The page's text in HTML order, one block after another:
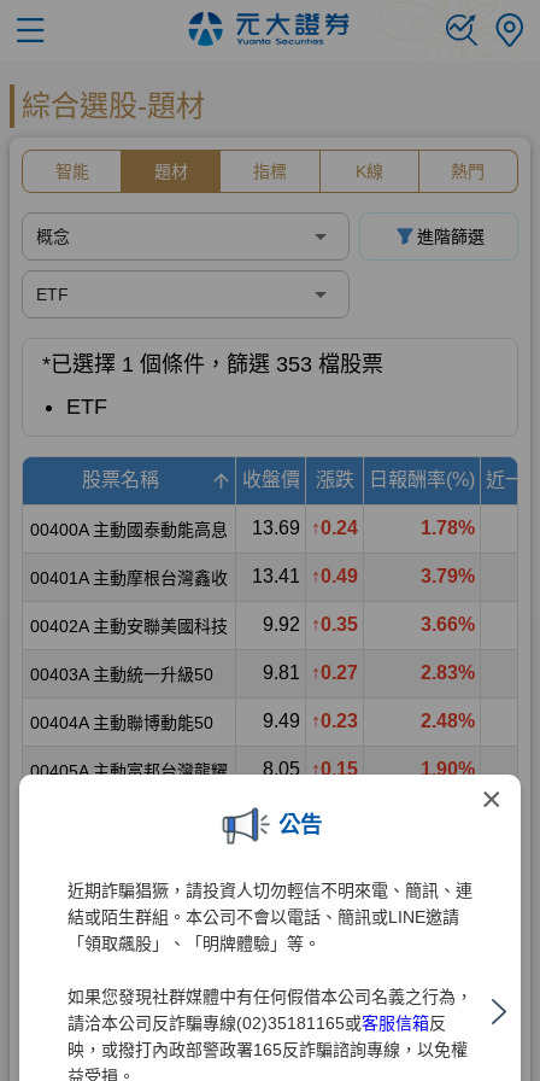
×
公告
近期詐騙猖獗，請投資人切勿輕信不明來電、簡訊、連
結或陌生群組。本公司不會以電話、簡訊或LINE邀請
「領取飆股」、「明牌體驗」等。
如果您發現社群媒體中有任何假借本公司名義之行為，
請洽本公司反詐騙專線(02)35181165或客服信箱反
映，或撥打內政部警政署165反詐騙諮詢專線，以免權
益受損。